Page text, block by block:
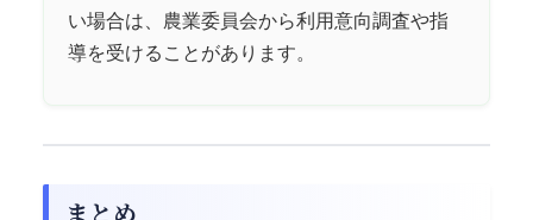
い場合は、農業委員会から利用意向調査や指
導を受けることがあります。
まとめ